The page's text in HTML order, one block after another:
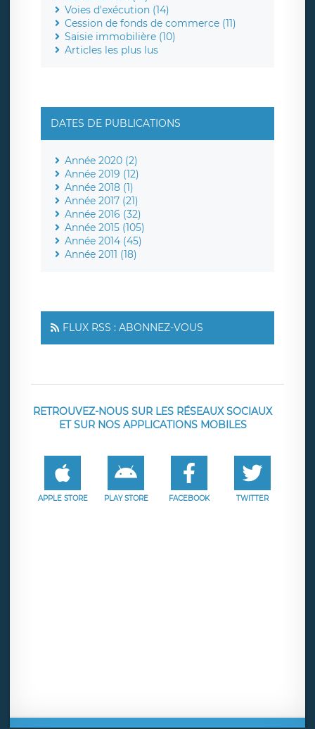
Voies d'exécution (14)
Cession de fonds de commerce (11)
Saisie immobilière (10)
Articles les plus lus
DATES DE PUBLICATIONS
Année 2020 (2)
Année 2019 (12)
Année 2018 (1)
Année 2017 (21)
Année 2016 (32)
Année 2015 (105)
Année 2014 (45)
Année 2011 (18)
FLUX RSS : ABONNEZ-VOUS
RETROUVEZ-NOUS SUR LES RÉSEAUX SOCIAUX
ET SUR NOS APPLICATIONS MOBILES
APPLE STORE PLAY STORE FACEBOOK TWITTER